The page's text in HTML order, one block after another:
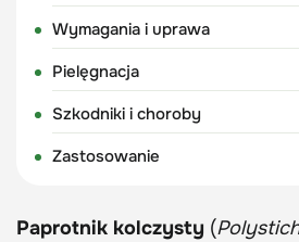
Wymagania i uprawa
Pielęgnacja
Szkodniki i choroby
Zastosowanie
Paprotnik kolczysty (